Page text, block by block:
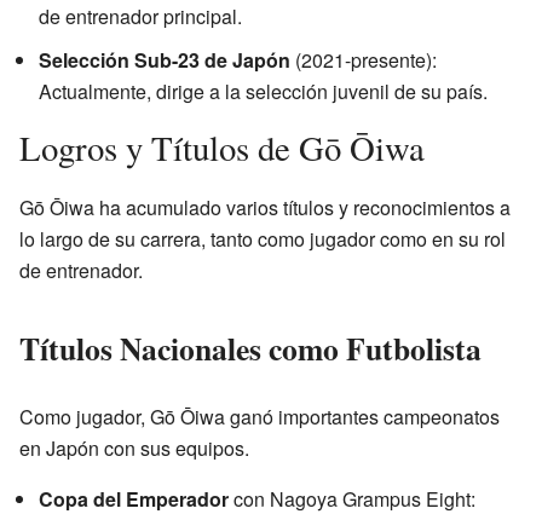
de entrenador principal.
Selección Sub-23 de Japón (2021-presente):
Actualmente, dirige a la selección juvenil de su país.
Logros y Títulos de Gō Ōiwa
Gō Ōiwa ha acumulado varios títulos y reconocimientos a
lo largo de su carrera, tanto como jugador como en su rol
de entrenador.
Títulos Nacionales como Futbolista
Como jugador, Gō Ōiwa ganó importantes campeonatos
en Japón con sus equipos.
Copa del Emperadorcon Nagoya Grampus Eight: